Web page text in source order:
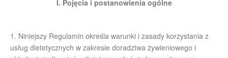
Publikacje i media
I. Pojęcia i postanowienia ogólne
1. Niniejszy Regulamin określa warunki i zasady korzystania z
usług dietetycznych w zakresie doradztwa żywieniowego i